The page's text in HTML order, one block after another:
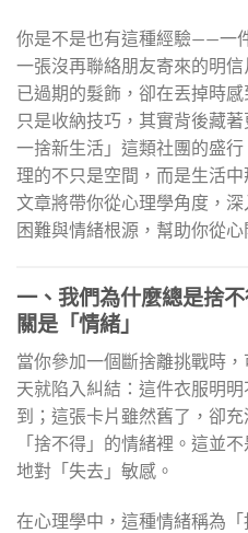
你是不是也有這種經驗——一
一張沒再聯絡朋友寄來的明
已過期的髮飾，卻在丟掉時
只是收納技巧，其實背後藏
一捨新生活」這類社團的盛
理的不只是空間，而是生活
文章將帶你從心理學角度，
困難與情緒根源，幫助你從心
一、我們為什麼總是捨
關是「情緒」
當你參加一個斷捨離挑戰時
天就陷入糾結：這件衣服明
到；這張卡片雖然舊了，卻
「捨不得」的情緒裡。這並
地對「失去」敏感。
在心理學中，這種情緒稱為